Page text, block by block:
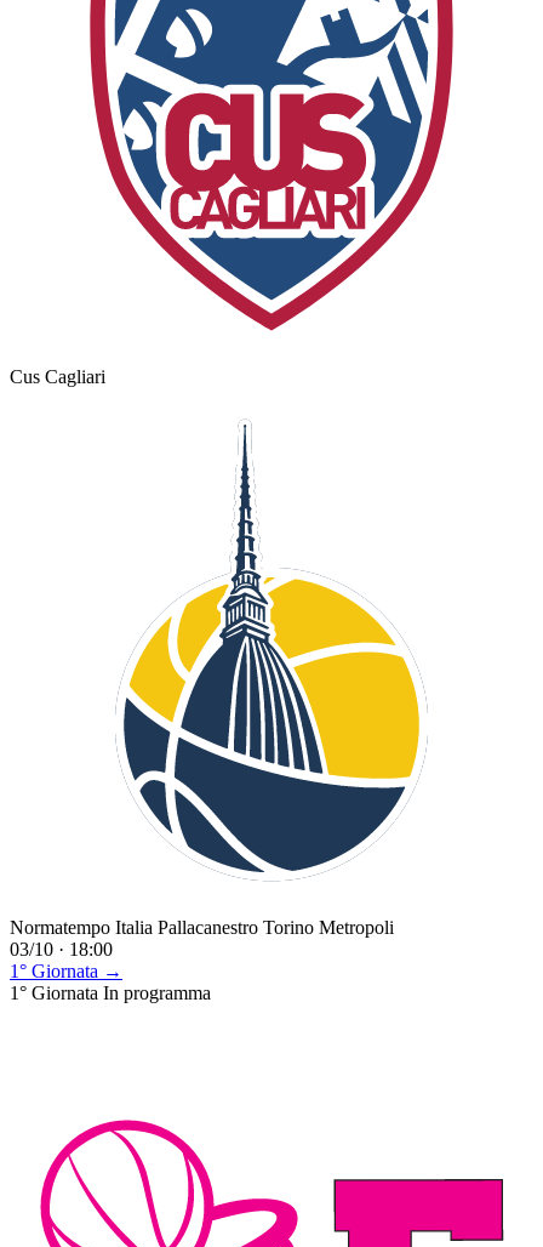
Cus Cagliari
Normatempo Italia Pallacanestro Torino Metropoli
03/10 · 18:00
1° Giornata →
1° Giornata In programma